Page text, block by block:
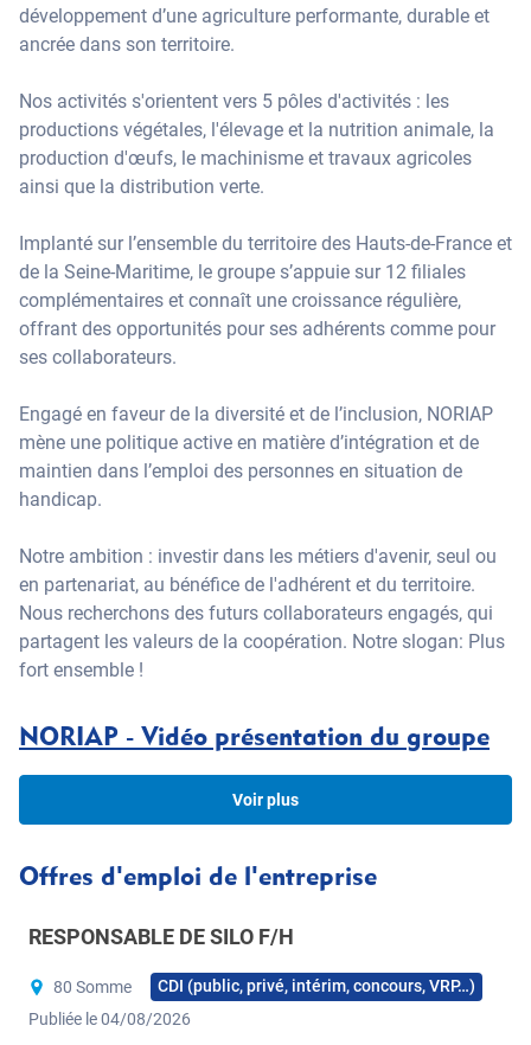
développement d’une agriculture performante, durable et
ancrée dans son territoire.
Nos activités s'orientent vers 5 pôles d'activités : les
productions végétales, l'élevage et la nutrition animale, la
production d'œufs, le machinisme et travaux agricoles
ainsi que la distribution verte.
Implanté sur l’ensemble du territoire des Hauts-de-France et
de la Seine-Maritime, le groupe s’appuie sur 12 filiales
complémentaires et connaît une croissance régulière,
offrant des opportunités pour ses adhérents comme pour
ses collaborateurs.
Engagé en faveur de la diversité et de l’inclusion, NORIAP
mène une politique active en matière d’intégration et de
maintien dans l’emploi des personnes en situation de
handicap.
Notre ambition : investir dans les métiers d'avenir, seul ou
en partenariat, au bénéfice de l'adhérent et du territoire.
Nous recherchons des futurs collaborateurs engagés, qui
partagent les valeurs de la coopération. Notre slogan: Plus
fort ensemble !
NORIAP - Vidéo présentation du groupe
Voir plus
Offres d'emploi de l'entreprise
RESPONSABLE DE SILO F/H
80 Somme
CDI (public, privé, intérim, concours, VRP…)
Publiée le 04/08/2026